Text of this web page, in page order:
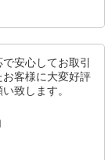
安心してお取引
客様に大変好評
致します。